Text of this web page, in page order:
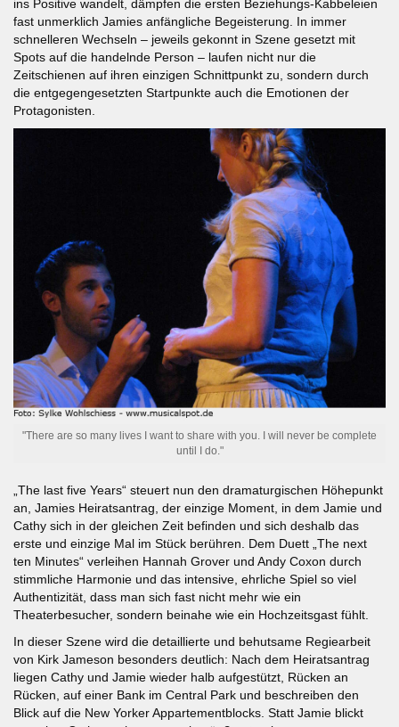
ins Positive wandelt, dämpfen die ersten Beziehungs-Kabbeleien
fast unmerklich Jamies anfängliche Begeisterung. In immer
schnelleren Wechseln – jeweils gekonnt in Szene gesetzt mit
Spots auf die handelnde Person – laufen nicht nur die
Zeitschienen auf ihren einzigen Schnittpunkt zu, sondern durch
die entgegengesetzten Startpunkte auch die Emotionen der
Protagonisten.
"There are so many lives I want to share with you. I will never be complete
until I do."
„The last five Years“ steuert nun den dramaturgischen Höhepunkt
an, Jamies Heiratsantrag, der einzige Moment, in dem Jamie und
Cathy sich in der gleichen Zeit befinden und sich deshalb das
erste und einzige Mal im Stück berühren. Dem Duett „The next
ten Minutes“ verleihen Hannah Grover und Andy Coxon durch
stimmliche Harmonie und das intensive, ehrliche Spiel so viel
Authentizität, dass man sich fast nicht mehr wie ein
Theaterbesucher, sondern beinahe wie ein Hochzeitsgast fühlt.
In dieser Szene wird die detaillierte und behutsame Regiearbeit
von Kirk Jameson besonders deutlich: Nach dem Heiratsantrag
liegen Cathy und Jamie wieder halb aufgestützt, Rücken an
Rücken, auf einer Bank im Central Park und beschreiben den
Blick auf die New Yorker Appartementblocks. Statt Jamie blickt